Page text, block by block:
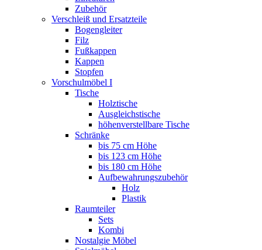
Zubehör
Verschleiß und Ersatzteile
Bogengleiter
Filz
Fußkappen
Kappen
Stopfen
Vorschulmöbel I
Tische
Holztische
Ausgleichstische
höhenverstellbare Tische
Schränke
bis 75 cm Höhe
bis 123 cm Höhe
bis 180 cm Höhe
Aufbewahrungszubehör
Holz
Plastik
Raumteiler
Sets
Kombi
Nostalgie Möbel